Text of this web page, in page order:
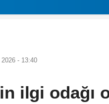
- 13:40
ilgi odağı